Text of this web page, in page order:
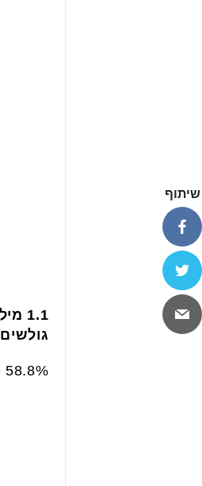
1.1 מיליון מבקרים באתר
גולשים
58.8% מגולשי האתר הן נשים ואמהות, 41.2% הם גברים.
שיתוף